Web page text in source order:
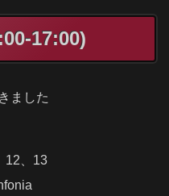
17:00)
ました
12、13